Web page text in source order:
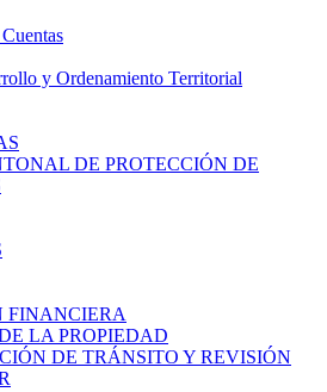
y Ordenamiento Territorial
DE PROTECCIÓN DE
FINANCIERA
LA PROPIEDAD
DE TRÁNSITO Y REVISIÓN